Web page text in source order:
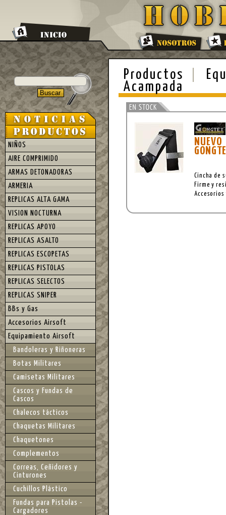
Productos
Acampada
Cincha de
Firme y
NIÑOS
AIRE COMPRIMIDO
ARMAS DETONADORAS
ARMERIA
REPLICAS ALTA GAMA
VISION NOCTURNA
REPLICAS APOYO
REPLICAS ASALTO
REPLICAS ESCOPETAS
REPLICAS PISTOLAS
REPLICAS SELECTOS
REPLICAS SNIPER
BBs y Gas
Accesorios Airsoft
Equipamiento Airsoft
Bandoleras y Riñoneras
Botas Militares
Camisetas Militares
Cascos y Fundas de
Cascos
Chalecos tácticos
Chaquetas Militares
Chaquetones
Complementos
Correas, Ceñidores y
Cinturones
Cuchillos Plástico
Fundas para Pistolas -
Cargadores